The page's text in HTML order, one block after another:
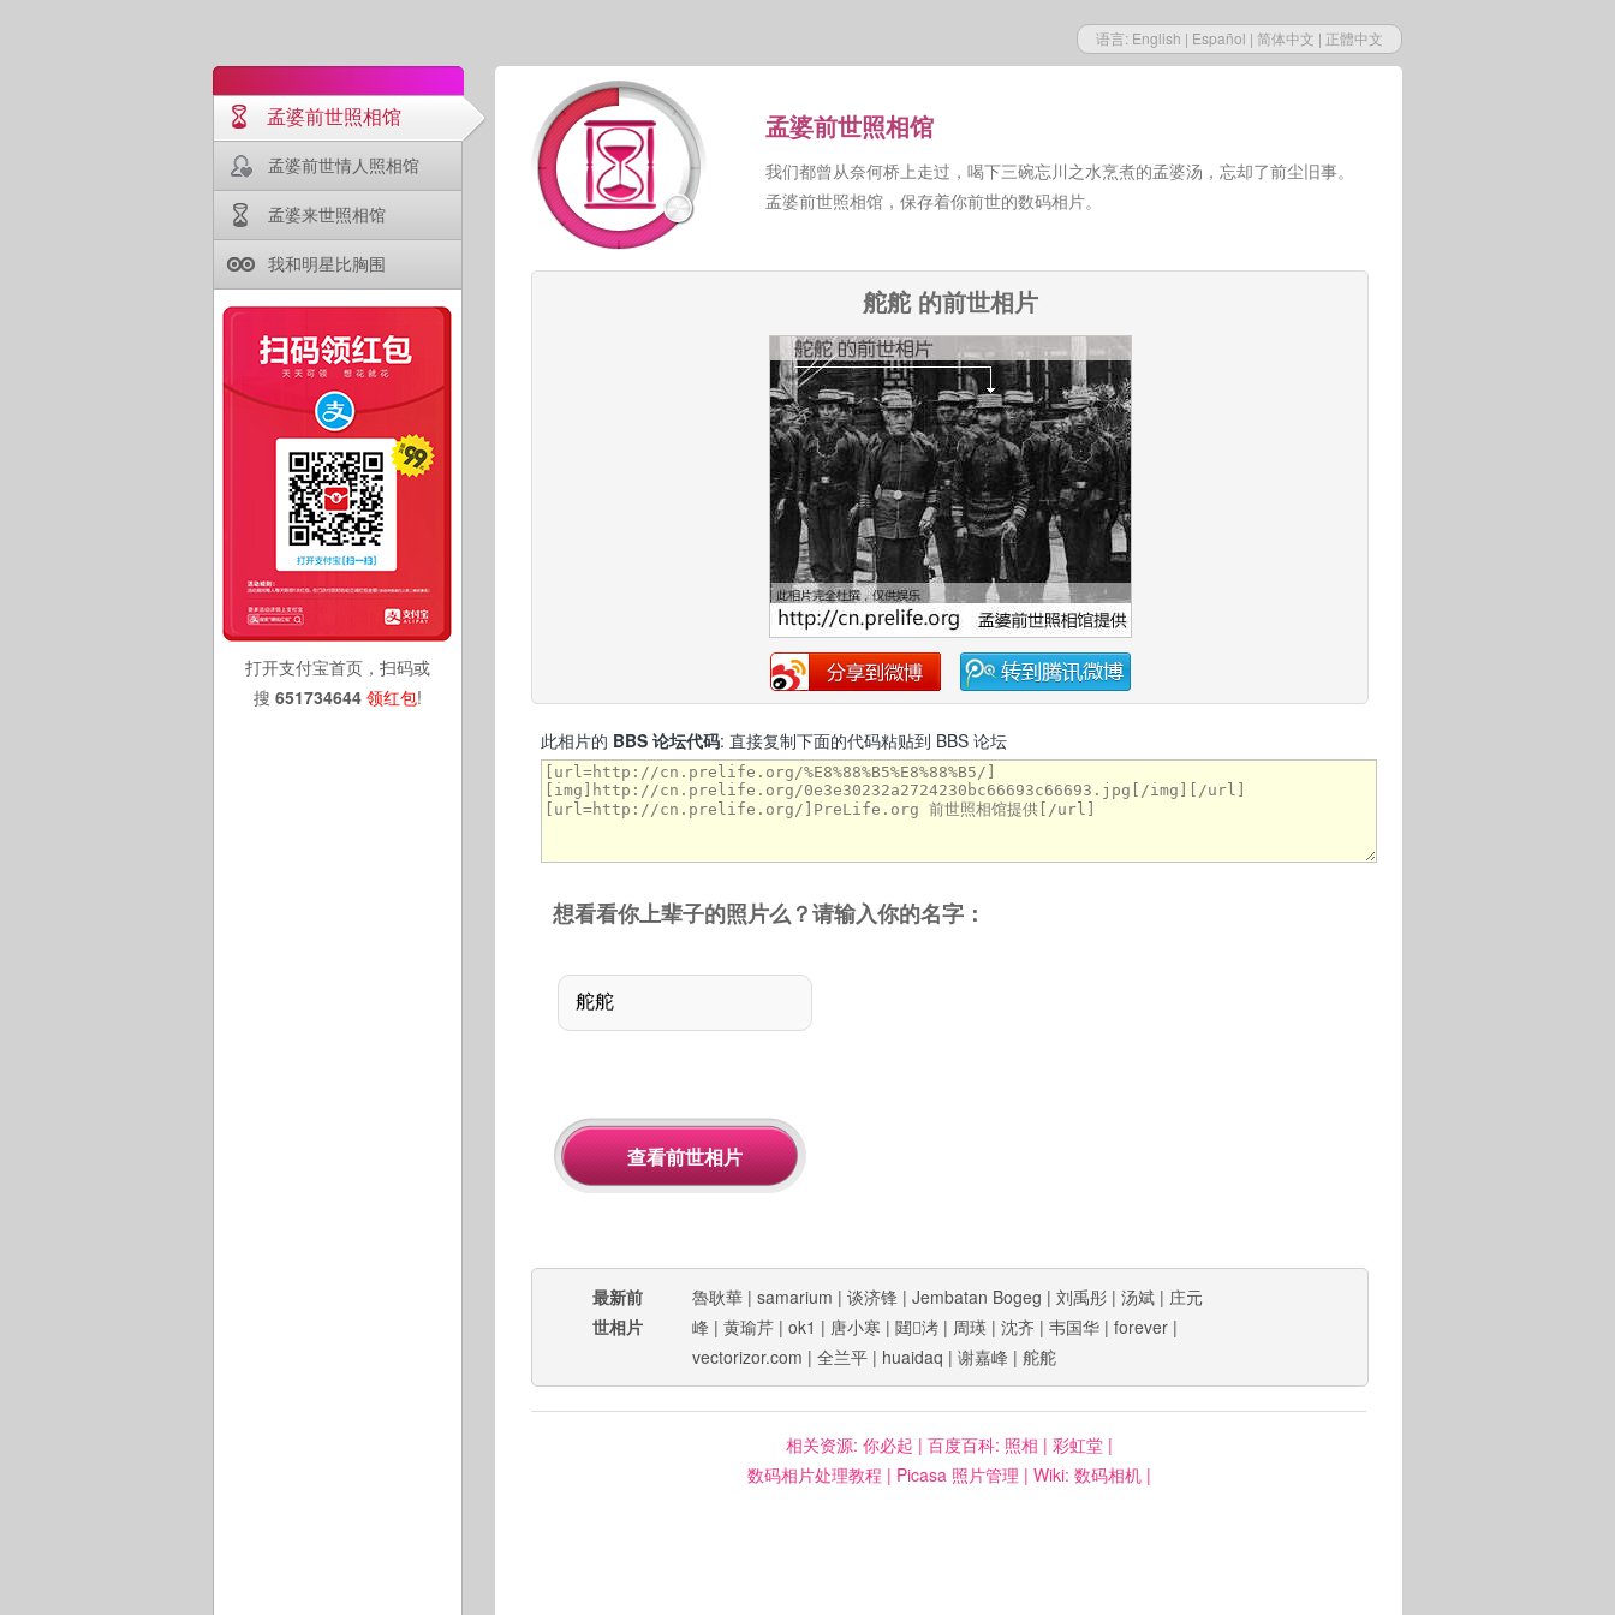
语言: English | Español | 简体中文 | 正體中文
孟婆前世照相馆
孟婆前世情人照相馆
孟婆来世照相馆
我和明星比胸围
打开支付宝首页，扫码或
搜 651734644 领红包!
孟婆前世照相馆
我们都曾从奈何桥上走过，喝下三碗忘川之水烹煮的孟婆汤，忘却了前尘旧事。
孟婆前世照相馆，保存着你前世的数码相片。
舵舵 的前世相片
此相片的 BBS 论坛代码: 直接复制下面的代码粘贴到 BBS 论坛
想看看你上辈子的照片么？请输入你的名字：
最新前
世相片
魯耿華 | samarium | 谈济锋 | Jembatan Bogeg | 刘禹彤 | 汤斌 | 庄元
峰 | 黄瑜芹 | ok1 | 唐小寒 | 閮洘 | 周瑛 | 沈齐 | 韦国华 | forever |
vectorizor.com | 全兰平 | huaidaq | 谢嘉峰 | 舵舵
相关资源: 你必起 | 百度百科: 照相 | 彩虹堂|
数码相片处理教程 | Picasa 照片管理 | Wiki: 数码相机|